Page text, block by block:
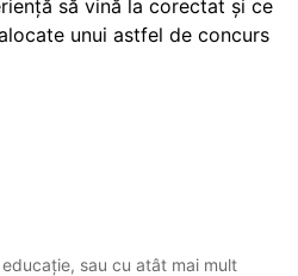
să vină la corectat și ce
unui astfel de concurs
sau cu atât mai mult